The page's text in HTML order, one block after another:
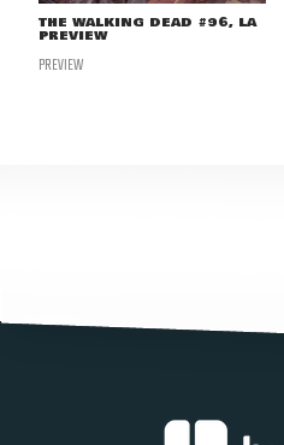
THE WALKING DEAD #96, LA
PREVIEW
PREVIEW